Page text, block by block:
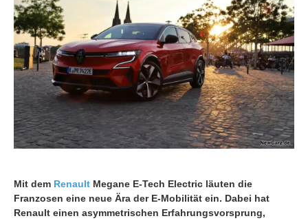
Mit dem Renault Megane E-Tech Electric läuten die
Franzosen eine neue Ära der E-Mobilität ein. Dabei hat
Renault einen asymmetrischen Erfahrungsvorsprung,